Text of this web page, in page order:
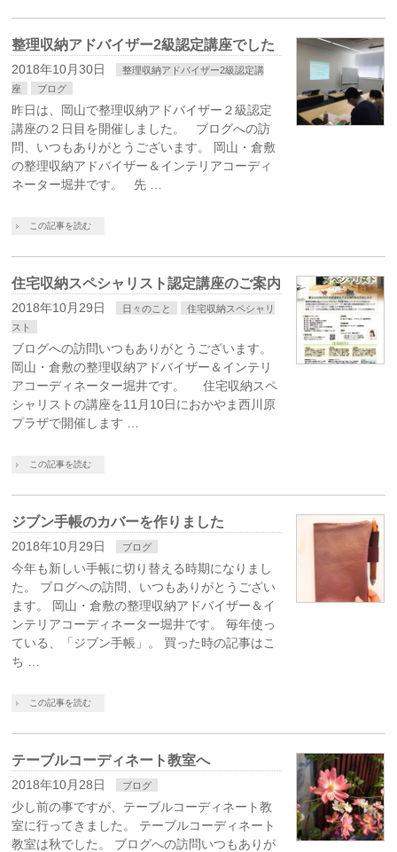
整理収納アドバイザー2級認定講座でした
2018年10月30日
整理収納アドバイザー2級認定講
座
ブログ
昨日は、岡山で整理収納アドバイザー２級認定
講座の２日目を開催しました。 ブログへの訪
問、いつもありがとうございます。 岡山・倉敷
の整理収納アドバイザー＆インテリアコーディ
ネーター堀井です。 先 …
この記事を読む
住宅収納スペシャリスト認定講座のご案内
2018年10月29日 日々のこと
住宅収納スペシャリ
スト
ブログへの訪問いつもありがとうございます。
岡山・倉敷の整理収納アドバイザー＆インテリ
アコーディネーター堀井です。 住宅収納スペ
シャリストの講座を11月10日におかやま西川原
プラザで開催します …
この記事を読む
ジブン手帳のカバーを作りました
2018年10月29日 ブログ
今年も新しい手帳に切り替える時期になりまし
た。 ブログへの訪問、いつもありがとうござい
ます。 岡山・倉敷の整理収納アドバイザー＆イ
ンテリアコーディネーター堀井です。 毎年使っ
ている、「ジブン手帳」。 買った時の記事はこ
ち …
この記事を読む
テーブルコーディネート教室へ
2018年10月28日 ブログ
少し前の事ですが、テーブルコーディネート教
室に行ってきました。 テーブルコーディネート
教室は秋でした。 ブログへの訪問いつもありが